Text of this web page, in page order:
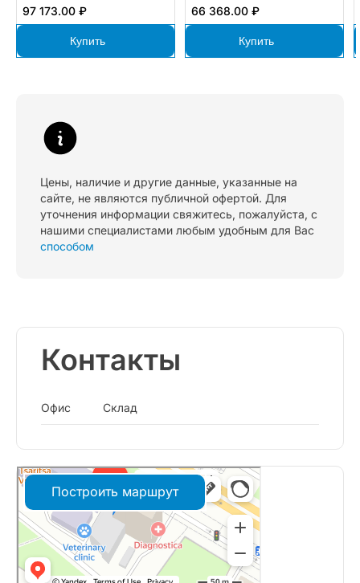
97 173.00 ₽
Купить
66 368.00 ₽
Купить
Цены, наличие и другие данные, указанные на
сайте, не являются публичной офертой. Для
уточнения информации свяжитесь, пожалуйста, с
нашими специалистами любым удобным для Вас
способом
Контакты
Офис Склад
Построить маршрут